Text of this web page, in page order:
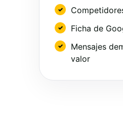
Ficha de
Mensajes
valor